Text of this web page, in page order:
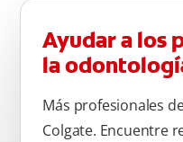
Ayudar a los
la
Más profesionales
Colgate. Encuentre